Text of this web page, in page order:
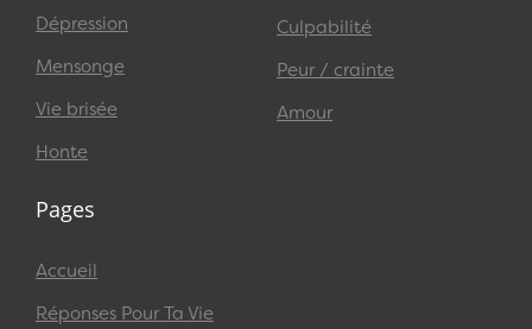
Dépression
Mensonge
Vie brisée
Honte
Culpabilité
Peur / crainte
Amour
Pages
Accueil
Réponses Pour Ta Vie